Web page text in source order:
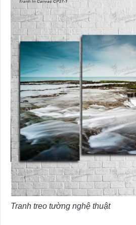
Tranh treo tường nghệ thuật